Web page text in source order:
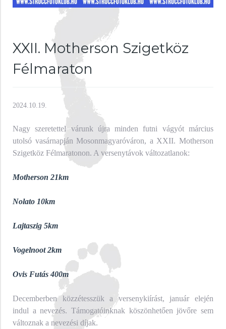
XXII. Motherson Szigetköz
Félmaraton
2024.10.19.
Nagy szeretettel várunk újra minden futni vágyót március
utolsó vasárnapján Mosonmagyaróváron, a XXII. Motherson
Szigetköz Félmaratonon. A versenytávok változatlanok:
Motherson 21km
Nolato 10km
Lajtaszig 5km
Vogelnoot 2km
Ovis Futás 400m
Decemberben közzétesszük a versenykiírást, január elején
indul a nevezés. Támogatóinknak köszönhetően jövőre sem
változnak a nevezési díjak.